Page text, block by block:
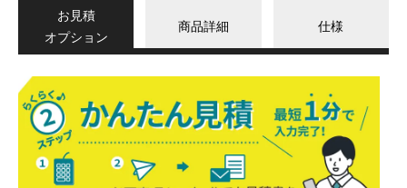
お見積
オプション
商品詳細 仕様
か
ん
た
ん